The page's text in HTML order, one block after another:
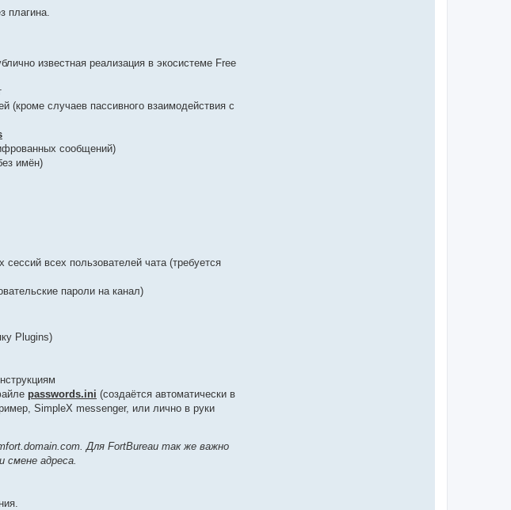
плагина.
известная реализация в экосистеме Free
(кроме случаев пассивного взаимодействия с
сообщений)
имён)
всех пользователей чата (требуется
пароли на канал)
Plugins)
passwords.ini (создаётся автоматически в
SimpleX messenger, или лично в руки
Для FortBureau так же важно
смене адреса.